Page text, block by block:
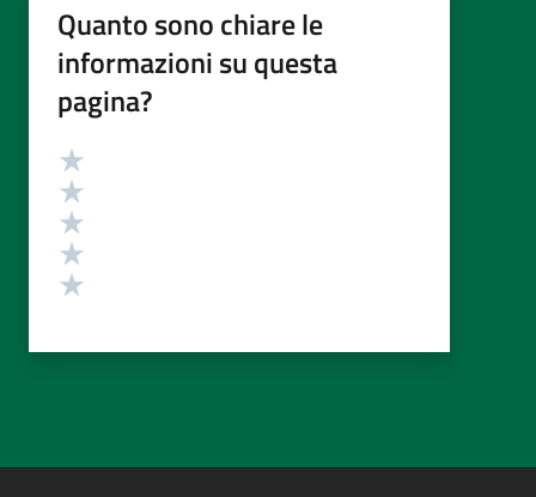
Quanto sono chiare le
informazioni su questa
pagina?
Valutazione